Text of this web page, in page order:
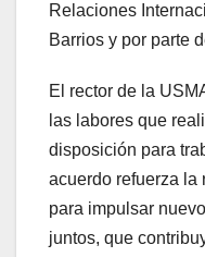
Relaciones
Barrios y por parte
El rector de la
las labores que
disposición para
acuerdo refuerza la
para impulsar
juntos, que